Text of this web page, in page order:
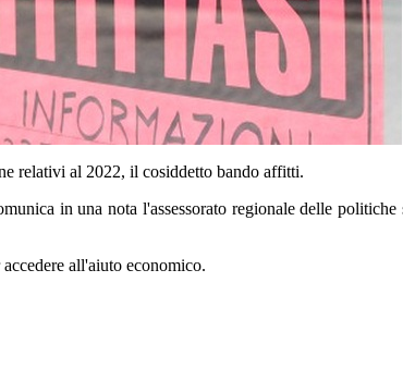
relativi al 2022, il cosiddetto bando affitti.
in una nota l'assessorato regionale delle
all'aiuto economico.